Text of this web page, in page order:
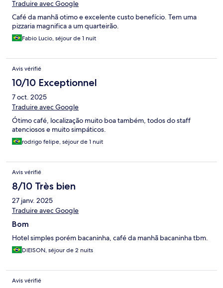
Traduire avec Google
Café da manhã otimo e excelente custo benefício. Tem uma
pizzaria magnifica a um quarteirão.
Fabio Lucio, séjour de 1 nuit
Avis vérifié
10/10 Exceptionnel
7 oct. 2025
Traduire avec Google
Ótimo café, localização muito boa também, todos do staff
atenciosos e muito simpáticos.
rodrigo felipe, séjour de 1 nuit
Avis vérifié
8/10 Très bien
27 janv. 2025
Traduire avec Google
Bom
Hotel simples porém bacaninha, café da manhã bacaninha tbm.
DIEISON, séjour de 2 nuits
Avis vérifié